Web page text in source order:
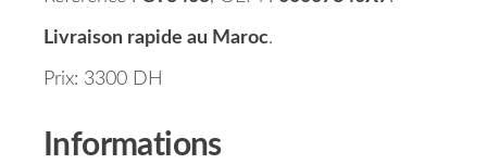
Livraison rapide au Maroc.
Prix: 3300 DH
Informations